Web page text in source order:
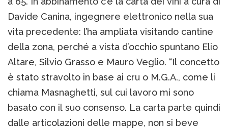
Davide Canina, ingegnere elettronico nella sua
vita precedente: l’ha ampliata visitando cantine
della zona, perché a vista d’occhio spuntano Elio
Altare, Silvio Grasso e Mauro Veglio. “Il concetto
è stato stravolto in base ai cru o M.G.A., come li
chiama Masnaghetti, sul cui lavoro mi sono
basato con il suo consenso. La carta parte quindi
dalle articolazioni delle mappe, non si beve